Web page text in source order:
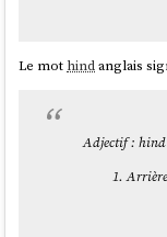
Le mot hindanglais
Adjectif : hind